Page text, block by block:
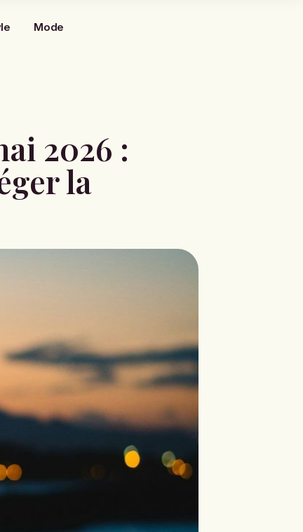
Mode
2026 :
la